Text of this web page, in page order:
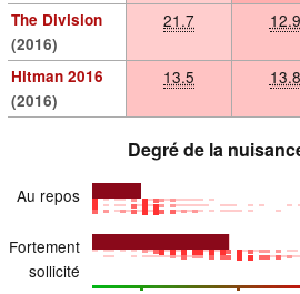
The Division
(2016)
21.7 12.9
Hitman 2016
(2016)
13.5 13.8
Degré de la
Au repos
Fortement
sollicité